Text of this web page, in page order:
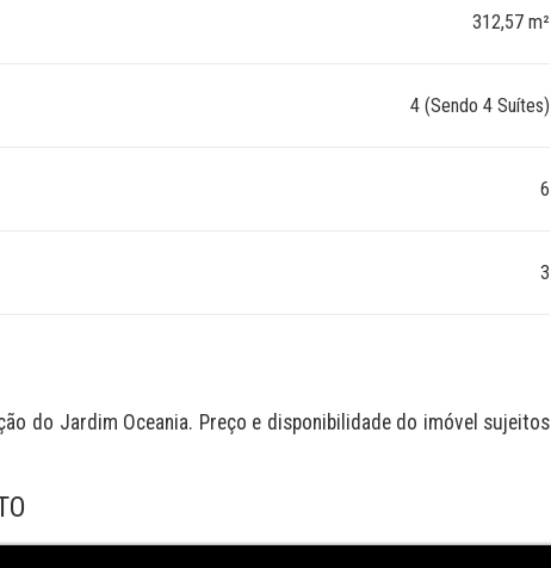
312,57 m²
4 (Sendo 4 Suítes)
6
3
do Jardim Oceania. Preço e disponibilidade do imóvel sujeitos